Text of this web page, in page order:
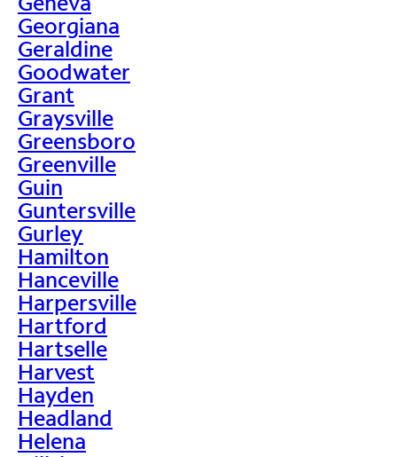
Georgiana
Geraldine
Goodwater
Grant
Graysville
Greensboro
Greenville
Guin
Guntersville
Gurley
Hamilton
Hanceville
Harpersville
Hartford
Hartselle
Harvest
Hayden
Headland
Helena